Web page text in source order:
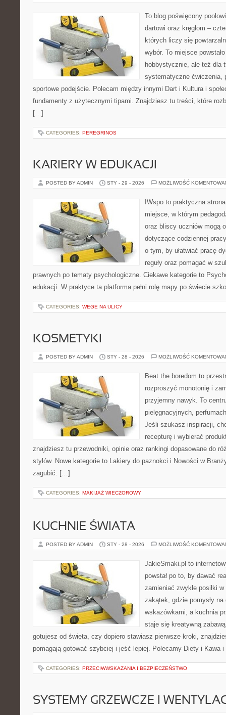
To blog poświęcony
dartowi oraz kręglom –
których liczy się
wybór. To miejsce
hobbystycznie, ale też dla
systematyczne ćwiczenia,
sportowe podejście. Polecam między innymi Dart i Kultura i
fundamenty z użytecznymi tipami. Znajdziesz tu treści, które
[…]
CATEGORIES: PEREGRINOS
KARIERY W EDUKACJI
POSTED BY ADMIN STY - 29 - 2026 MOŻLIWOŚĆ
IWspo to praktyczna
miejsce, w którym
oraz bliscy uczniów mogą
dotyczące codziennej
o tym, by ułatwiać pracę
reguły oraz pomagać w
prawnych po tematy psychologiczne. Ciekawe kategorie to
edukacji. W praktyce ta platforma pełni rolę mapy po świecie
CATEGORIES: WEGE NA ULICY
KOSMETYKI
POSTED BY ADMIN STY - 28 - 2026 MOŻLIWOŚĆ
Beat the boredom to
rozproszyć monotonię i
przyjemny nawyk. To
pielęgnacyjnych,
Jeśli szukasz inspiracji,
recepturę i wybierać
znajdziesz tu przewodniki, opinie oraz rankingi dopasowane do
stylów. Nowe kategorie to Lakiery do paznokci i Nowości w
zagubić. […]
CATEGORIES: MAKIJAŻ WIECZOROWY
KUCHNIE ŚWIATA
POSTED BY ADMIN STY - 28 - 2026 MOŻLIWOŚĆ
JakieSmaki.pl to
powstał po to, by dawać
zamieniać zwykłe posiłki
zakątek, gdzie pomysły
wskazówkami, a kuchnia
staje się kreatywną
gotujesz od święta, czy dopiero stawiasz pierwsze kroki,
pomagają gotować szybciej i jeść lepiej. Polecamy Diety i Kawa
CATEGORIES: PRZECIWWSKAZANIA I BEZPIECZEŃSTWO
SYSTEMY GRZEWCZE I